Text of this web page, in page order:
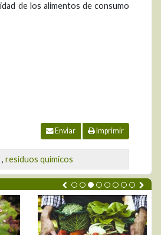
de los alimentos de consumo
Enviar Imprimir
, residuos quimicos